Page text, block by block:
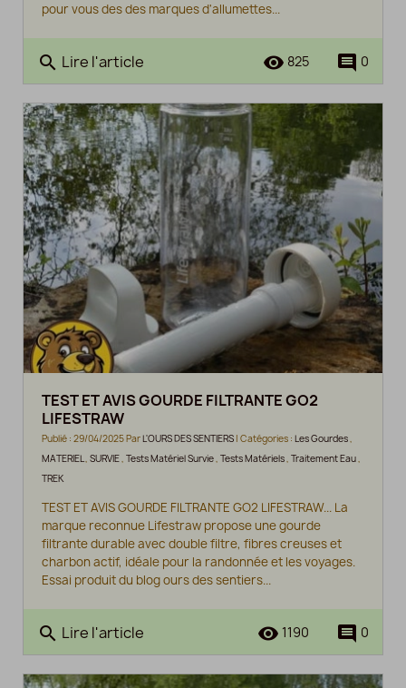
pour vous des des marques d'allumettes...
search Lire l'article comment 0
remove_red_eye 825
TEST ET AVIS GOURDE FILTRANTE GO2
LIFESTRAW
Publié : 29/04/2025 ParL'OURS DES SENTIERS | Catégories : Les Gourdes,
MATERIEL, SURVIE, Tests Matériel Survie, Tests Matériels, Traitement Eau,
TREK
TEST ET AVIS GOURDE FILTRANTE GO2 LIFESTRAW... La
marque reconnue Lifestraw propose une gourde
filtrante durable avec double filtre, fibres creuses et
charbon actif, idéale pour la randonnée et les voyages.
Essai produit du blog ours des sentiers...
search Lire l'article comment 0
remove_red_eye 1190